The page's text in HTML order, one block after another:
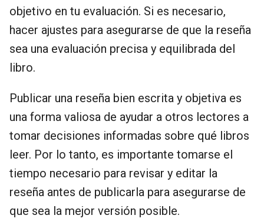
objetivo en tu evaluación. Si es necesario,
hacer ajustes para asegurarse de que la reseña
sea una evaluación precisa y equilibrada del
libro.
Publicar una reseña bien escrita y objetiva es
una forma valiosa de ayudar a otros lectores a
tomar decisiones informadas sobre qué libros
leer. Por lo tanto, es importante tomarse el
tiempo necesario para revisar y editar la
reseña antes de publicarla para asegurarse de
que sea la mejor versión posible.